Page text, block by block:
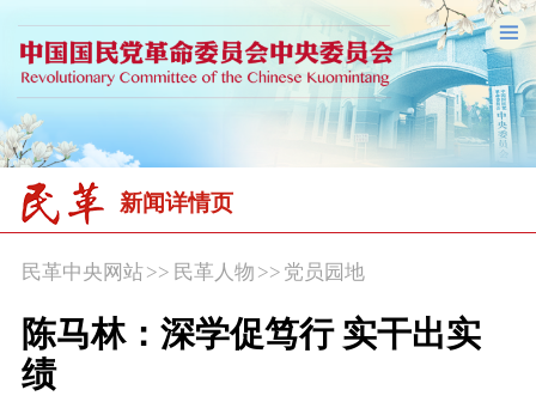
新闻详情页
民革中央网站>> 民革人物 >> 党员园地
陈马林：深学促笃行 实干出实
绩